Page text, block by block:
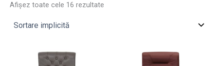
Afișez toate cele 16 rezultate